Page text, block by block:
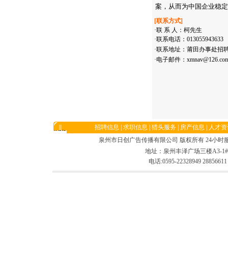
案，从而为中国企业稳
[联系方式]
·联 系 人：柯先生
·联系电话：013055943633
·联系地址：莆田办事处招
·电子邮件：
招聘信息 求职信息 猎头服务 房产信息
人才
泉州市日创广告传播有限公司 版权所有 24小时
地址：泉州丰泽广场三楼A3-
电话:0595-22328949